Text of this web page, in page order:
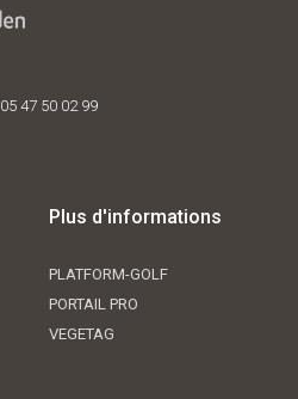
05 47 50 02 99
Plus d'informations
PLATFORM-GOLF
PORTAIL PRO
VEGETAG